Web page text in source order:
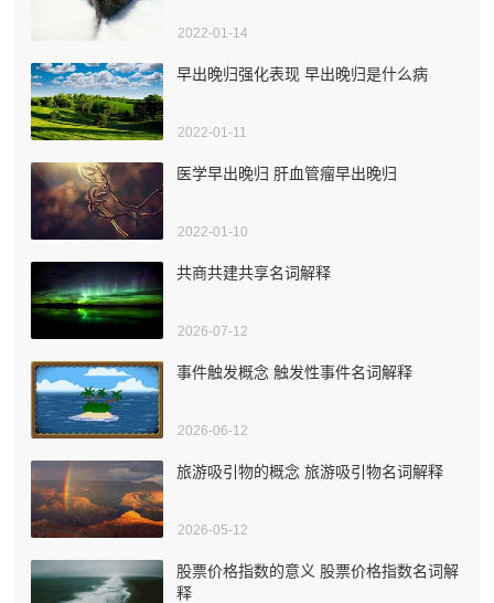
2022-01-14
早出晚归强化表现 早出晚归是什么病
2022-01-11
医学早出晚归 肝血管瘤早出晚归
2022-01-10
共商共建共享名词解释
2026-07-12
事件触发概念 触发性事件名词解释
2026-06-12
旅游吸引物的概念 旅游吸引物名词解释
2026-05-12
股票价格指数的意义 股票价格指数名词解
释